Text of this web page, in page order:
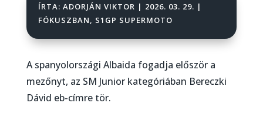
ÍRTA: ADORJÁN VIKTOR | 2026. 03. 29. |
FÓKUSZBAN, S1GP SUPERMOTO
A spanyolországi Albaida fogadja először a
mezőnyt, az SM Junior kategóriában Bereczki
Dávid eb-címre tör.